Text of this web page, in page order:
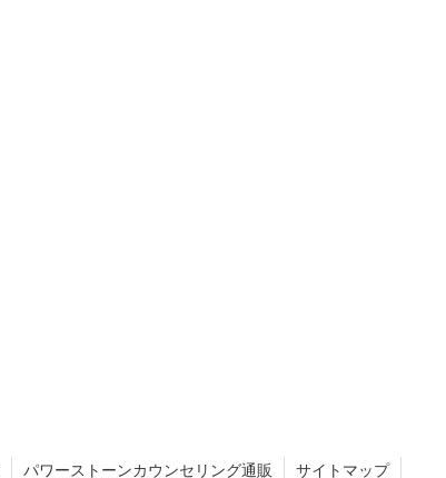
パワーストーンカウンセリング通販 サイトマップ